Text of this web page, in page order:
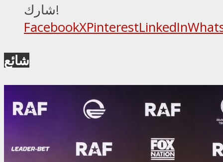
شارك!
FacebookXPinterestLinkedIn
شائع